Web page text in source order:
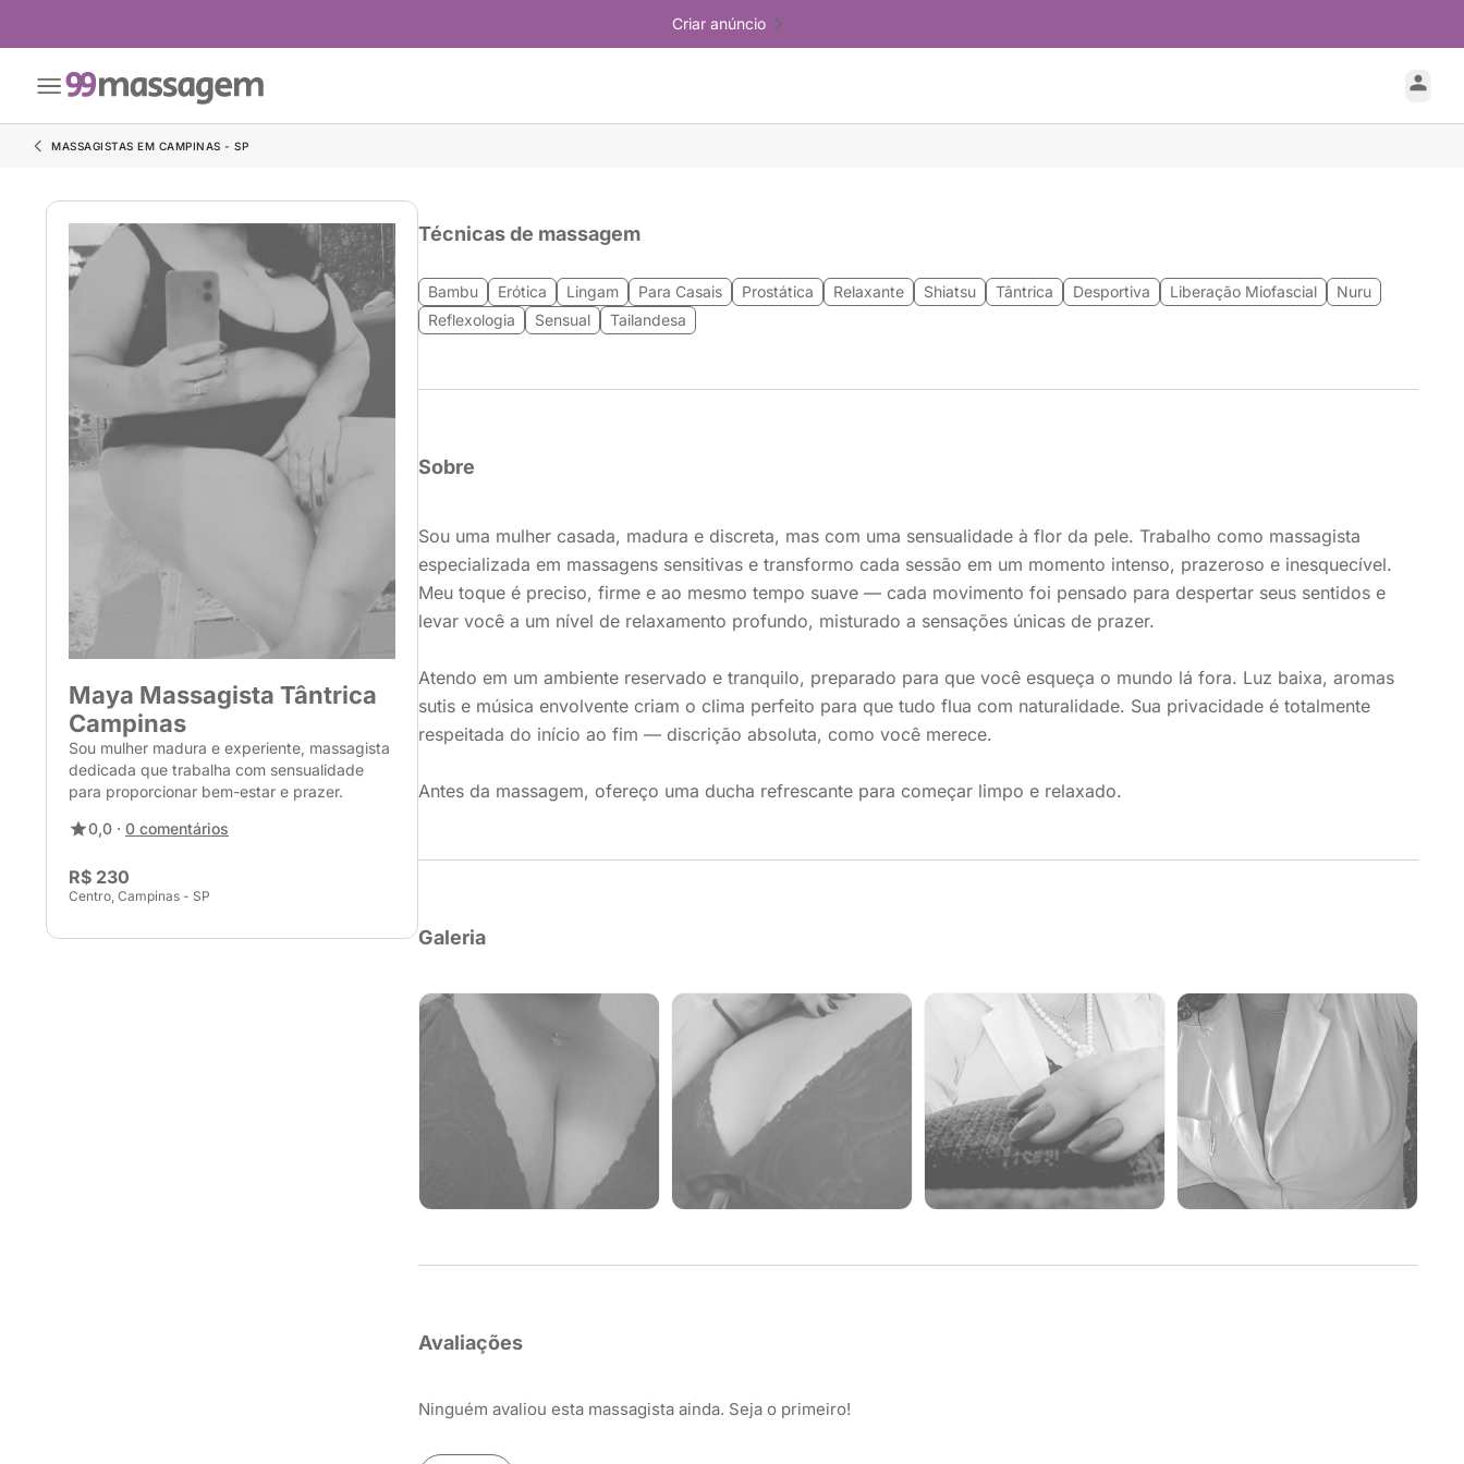
Criar anúncio
MASSAGISTAS EM CAMPINAS - SP
Maya Massagista Tântrica
Campinas
Sou mulher madura e experiente, massagista
dedicada que trabalha com sensualidade
para proporcionar bem-estar e prazer.
0,0 · 0 comentários
R$ 230
Centro, Campinas - SP
Técnicas de massagem
Bambu Erótica Lingam Para Casais Prostática Relaxante Shiatsu Tântrica Desportiva Liberação Miofascial
Nuru
Reflexologia
Sensual Tailandesa
Sobre
Sou uma mulher casada, madura e discreta, mas com uma sensualidade à flor da pele. Trabalho como massagista
especializada em massagens sensitivas e transformo cada sessão em um momento intenso, prazeroso e inesquecível.
Meu toque é preciso, firme e ao mesmo tempo suave — cada movimento foi pensado para despertar seus sentidos e
levar você a um nível de relaxamento profundo, misturado a sensações únicas de prazer.
Atendo em um ambiente reservado e tranquilo, preparado para que você esqueça o mundo lá fora. Luz baixa, aromas
sutis e música envolvente criam o clima perfeito para que tudo flua com naturalidade. Sua privacidade é totalmente
respeitada do início ao fim — discrição absoluta, como você merece.
Antes da massagem, ofereço uma ducha refrescante para começar limpo e relaxado.
Galeria
Avaliações
Ninguém avaliou esta massagista ainda. Seja o primeiro!